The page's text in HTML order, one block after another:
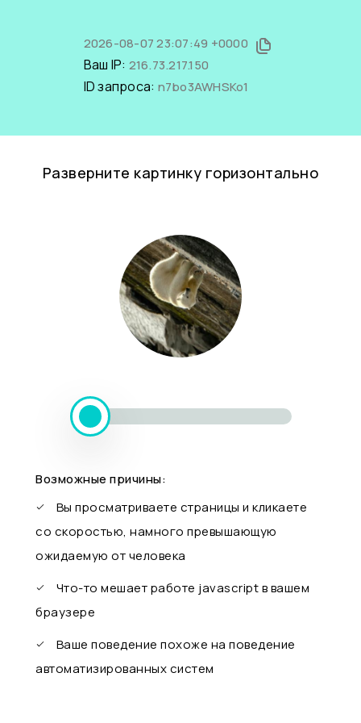
2026-08-07 23:07:49 +0000
Ваш IP: 216.73.217.150
ID запроса: n7bo3AWHSKo1
Разверните картинку горизонтально
Возможные причины:
Вы просматриваете страницы и кликаете
со скоростью, намного превышающую
ожидаемую от человека
Что-то мешает работе javascript в вашем
браузере
Ваше поведение похоже на поведение
автоматизированных систем